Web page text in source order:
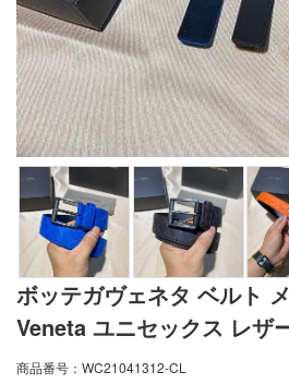
ボッテガヴェネタ ベルト
Veneta ユニセックス レザ
商品番号： WC21041312-CL